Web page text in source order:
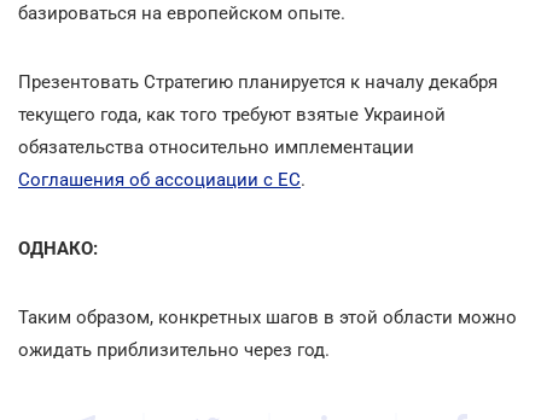
базироваться на европейском опыте.
Презентовать Стратегию планируется к началу декабря
текущего года, как того требуют взятые Украиной
обязательства относительно имплементации
Соглашения об ассоциации с ЕС.
ОДНАКО:
Таким образом, конкретных шагов в этой области можно
ожидать приблизительно через год.